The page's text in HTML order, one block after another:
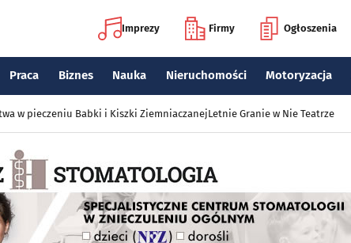
Imprezy Firmy Ogłoszenia
Praca Biznes Nauka Nieruchomości Motoryzacja
w pieczeniu Babki i Kiszki ZiemniaczanejLetnie Granie w Nie Teatrze